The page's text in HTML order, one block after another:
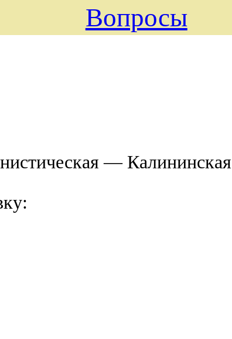
Вопросы
― Калининская